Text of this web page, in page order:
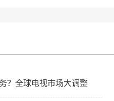
？全球电视市场大调整